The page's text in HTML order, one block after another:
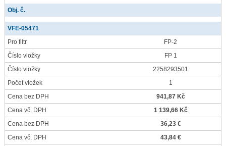
Obj. č.
VFE-05471
Pro filtr
FP-2
Číslo vložky
FP 1
Číslo vložky
2258293501
Počet vložek
1
Cena bez DPH
941,87 Kč
Cena vč. DPH
1 139,66 Kč
Cena bez DPH
36,23 €
Cena vč. DPH
43,84 €